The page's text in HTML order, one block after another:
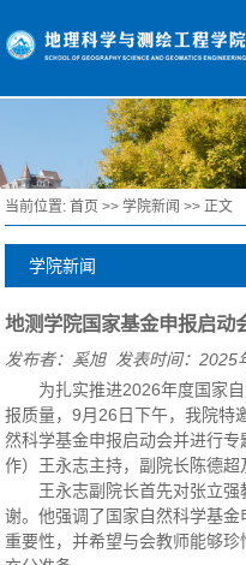
当前位置:首页 >>学院新闻 >> 正文
学院新闻
地测学院国家基金申报启动
发布者：奚旭 发表时间：2025
为扎实推进2026年度国家
报质量，9月26日下午，我院特
然科学基金申报启动会并进行
作）王永志主持，副院长陈德超
王永志副院长首先对张立
谢。他强调了国家自然科学基
重要性，并希望与会教师能够